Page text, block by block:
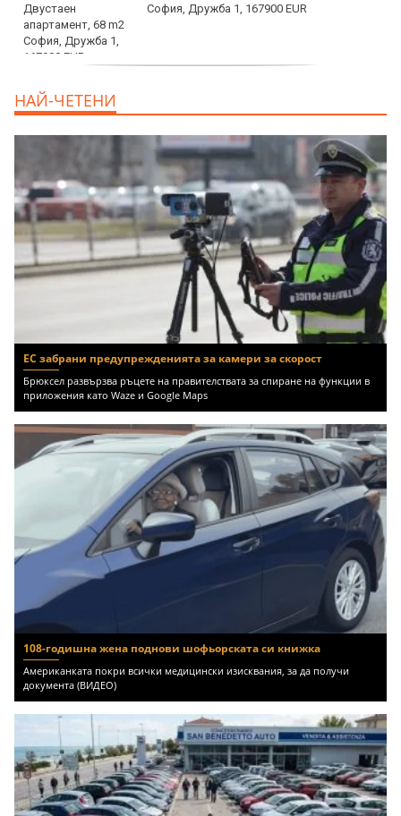
София, Дружба 1, 167900 EUR
НАЙ-ЧЕТЕНИ
ЕС забрани предупрежденията за камери за скорост
Брюксел развързва ръцете на правителствата за спиране на функции в
приложения като Waze и Google Maps
108-годишна жена поднови шофьорската си книжка
Американката покри всички медицински изисквания, за да получи
документа (ВИДЕО)